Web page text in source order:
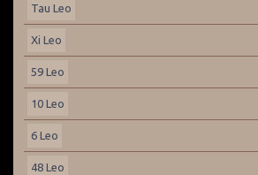
Tau Leo
Xi Leo
59 Leo
10 Leo
6 Leo
48 Leo